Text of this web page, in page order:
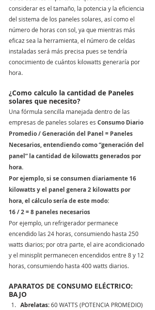
considerar es el tamaño, la potencia y la eficiencia
del sistema de los paneles solares, así como el
número de horas con sol, ya que mientras más
eficaz sea la herramienta, el número de celdas
instaladas será más precisa pues se tendría
conocimiento de cuántos kilowatts generaría por
hora.
¿Como calculo la cantidad de Paneles
solares que necesito?
Una fórmula sencilla manejada dentro de las
empresas de paneles solares es Consumo Diario
Promedio / Generación del Panel = Paneles
Necesarios, entendiendo como “generación del
panel” la cantidad de kilowatts generados por
hora.
Por ejemplo, si se consumen diariamente 16
kilowatts y el panel genera 2 kilowatts por
hora, el cálculo sería de este modo:
16 / 2 = 8 paneles necesarios
Por ejemplo, un refrigerador permanece
encendido las 24 horas, consumiendo hasta 250
watts diarios; por otra parte, el aire acondicionado
y el minisplit permanecen encendidos entre 8 y 12
horas, consumiendo hasta 400 watts diarios.
APARATOS DE CONSUMO ELÉCTRICO:
BAJO
Abrelatas: 60 WATTS (POTENCIA PROMEDIO)